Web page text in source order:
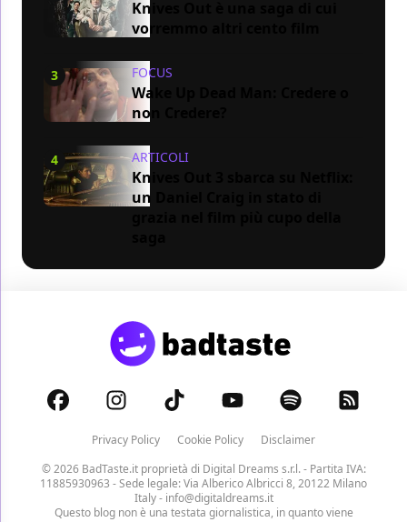
Knives Out è una saga di cui
vorremmo altri cento film
3 FOCUS
Wake Up Dead Man: Credere o
non Credere?
4 ARTICOLI
Knives Out 3 sbarca su Netflix:
un Daniel Craig in stato di
Privacy Policy Cookie Policy
Disclaimer
© 2026 BadTaste.it proprietà di Digital Dreams s.r.l.- Partita IVA:
11885930963 - Sede legale: Via Alberico Albricci 8, 20122 Milano
Italy - info@digitaldreams.it
Questo blog non è una testata giornalistica, in quanto viene